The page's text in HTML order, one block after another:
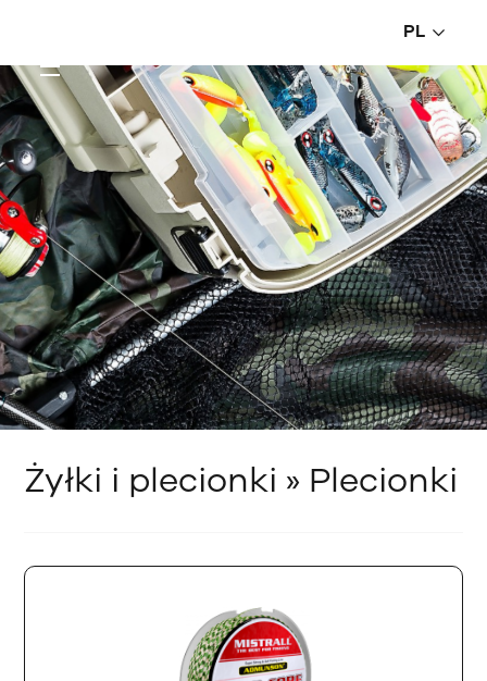
PL
Żyłki i plecionki » Plecionki